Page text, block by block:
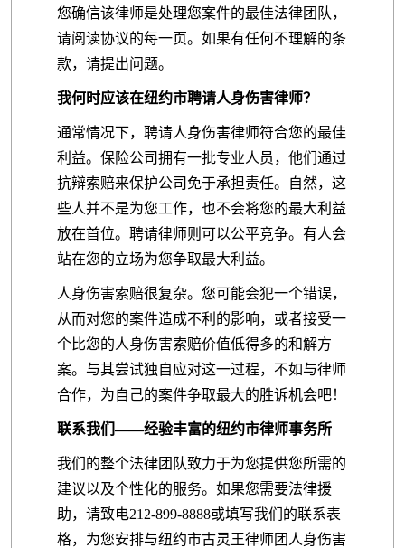
您确信该律师是处理您案件的最佳法律团队，
请阅读协议的每一页。如果有任何不理解的条
款，请提出问题。
我何时应该在纽约市聘请人身伤害律师？
通常情况下，聘请人身伤害律师符合您的最佳
利益。保险公司拥有一批专业人员，他们通过
抗辩索赔来保护公司免于承担责任。自然，这
些人并不是为您工作，也不会将您的最大利益
放在首位。聘请律师则可以公平竞争。有人会
站在您的立场为您争取最大利益。
人身伤害索赔很复杂。您可能会犯一个错误，
从而对您的案件造成不利的影响，或者接受一
个比您的人身伤害索赔价值低得多的和解方
案。与其尝试独自应对这一过程，不如与律师
合作，为自己的案件争取最大的胜诉机会吧！
联系我们——经验丰富的纽约市律师事务所
我们的整个法律团队致力于为您提供您所需的
建议以及个性化的服务。如果您需要法律援
助，请致电212-899-8888或填写我们的联系表
格，为您安排与纽约市古灵王律师团人身伤害